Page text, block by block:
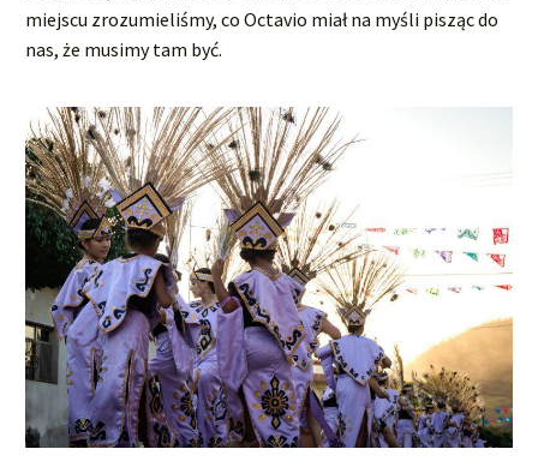
miejscu zrozumieliśmy, co Octavio miał na myśli pisząc do
nas, że musimy tam być.